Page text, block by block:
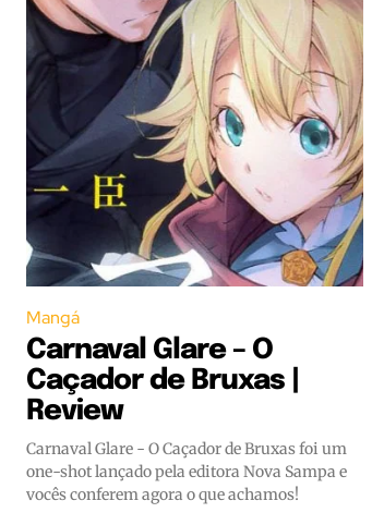
Mangá
Carnaval Glare – O
Caçador de Bruxas |
Review
Carnaval Glare - O Caçador de Bruxas foi um
one-shot lançado pela editora Nova Sampa e
vocês conferem agora o que achamos!